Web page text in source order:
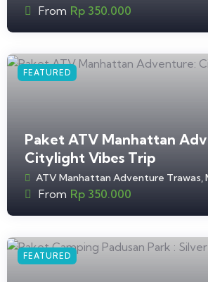
From Rp 350.000
FEATURED
Paket ATV Manhattan
Citylight Vibes Trip
ATV Manhattan Adventure Trawas,
From Rp 350.000
FEATURED